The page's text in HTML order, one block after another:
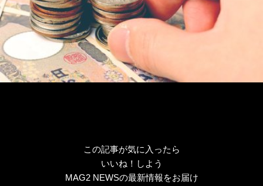
この記事が気に入ったら
いいね！しよう
MAG2 NEWSの最新情報をお届け